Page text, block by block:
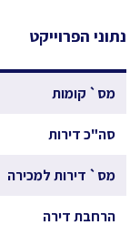
נתוני הפרוייקט
מס` קומות
סה"כ דירות
מס` דירות למכירה
הרחבת דירה